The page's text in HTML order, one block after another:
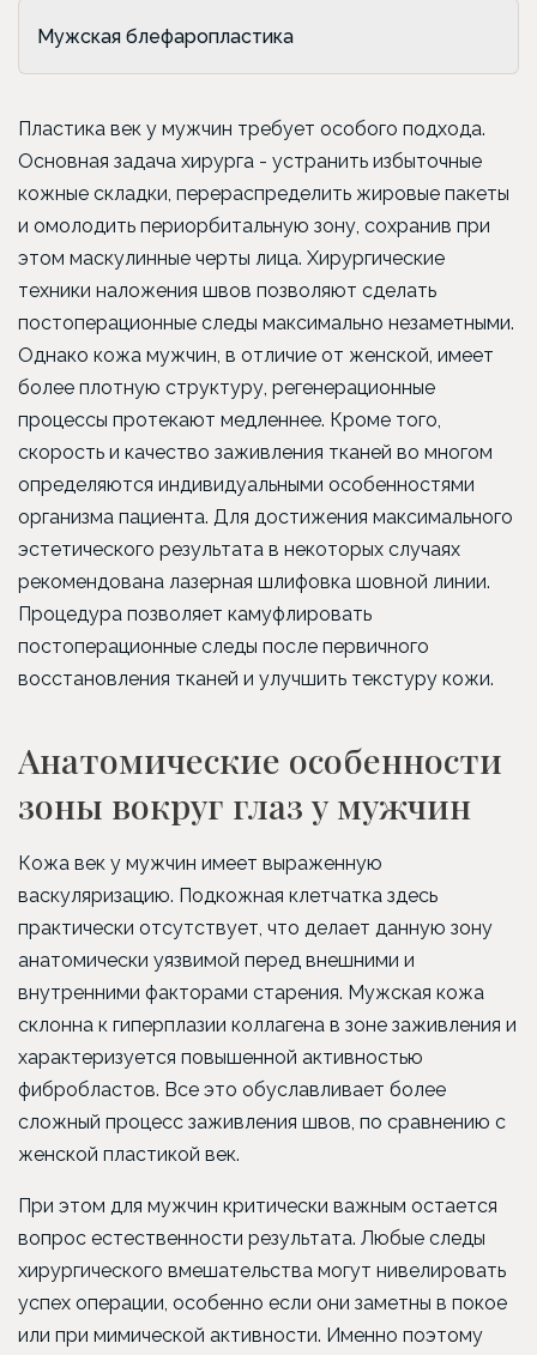
Мужская блефаропластика
Пластика век у мужчин требует особого подхода.
Основная задача хирурга - устранить избыточные
кожные складки, перераспределить жировые пакеты
и омолодить периорбитальную зону, сохранив при
этом маскулинные черты лица. Хирургические
техники наложения швов позволяют сделать
постоперационные следы максимально незаметными.
Однако кожа мужчин, в отличие от женской, имеет
более плотную структуру, регенерационные
процессы протекают медленнее. Кроме того,
скорость и качество заживления тканей во многом
определяются индивидуальными особенностями
организма пациента. Для достижения максимального
эстетического результата в некоторых случаях
рекомендована лазерная шлифовка шовной линии.
Процедура позволяет камуфлировать
постоперационные следы после первичного
восстановления тканей и улучшить текстуру кожи.
Анатомические особенности
зоны вокруг глаз у мужчин
Кожа век у мужчин имеет выраженную
васкуляризацию. Подкожная клетчатка здесь
практически отсутствует, что делает данную зону
анатомически уязвимой перед внешними и
внутренними факторами старения. Мужская кожа
склонна к гиперплазии коллагена в зоне заживления и
характеризуется повышенной активностью
фибробластов. Все это обуславливает более
сложный процесс заживления швов, по сравнению с
женской пластикой век.
При этом для мужчин критически важным остается
вопрос естественности результата. Любые следы
хирургического вмешательства могут нивелировать
успех операции, особенно если они заметны в покое
или при мимической активности. Именно поэтому